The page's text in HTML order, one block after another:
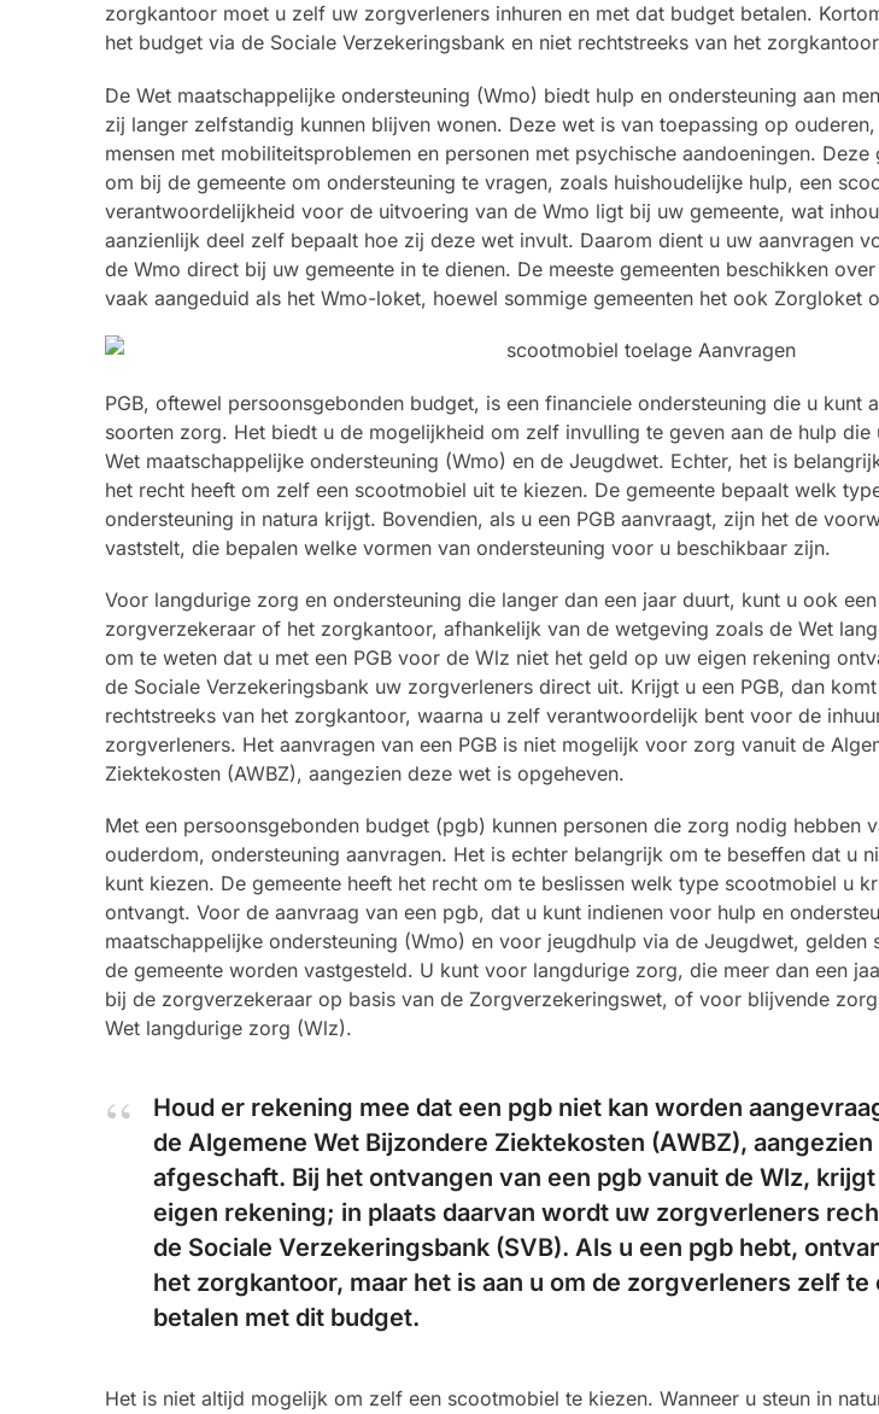
zorgkantoor moet u zelf uw zorgverleners inhuren en met dat budget betalen.
het budget via de Sociale Verzekeringsbank en niet rechtstreeks van het
De Wet maatschappelijke ondersteuning (Wmo) biedt hulp en ondersteuning aan
zij langer zelfstandig kunnen blijven wonen. Deze wet is van toepassing op
mensen met mobiliteitsproblemen en personen met psychische aandoeningen.
om bij de gemeente om ondersteuning te vragen, zoals huishoudelijke hulp, een
verantwoordelijkheid voor de uitvoering van de Wmo ligt bij uw gemeente, wat
aanzienlijk deel zelf bepaalt hoe zij deze wet invult. Daarom dient u uw aanvragen
de Wmo direct bij uw gemeente in te dienen. De meeste gemeenten beschikken
vaak aangeduid als het Wmo-loket, hoewel sommige gemeenten het ook Zorgloket
PGB, oftewel persoonsgebonden budget, is een financiele ondersteuning die u kunt
soorten zorg. Het biedt u de mogelijkheid om zelf invulling te geven aan de hulp
Wet maatschappelijke ondersteuning (Wmo) en de Jeugdwet. Echter, het is
het recht heeft om zelf een scootmobiel uit te kiezen. De gemeente bepaalt welk
ondersteuning in natura krijgt. Bovendien, als u een PGB aanvraagt, zijn het de
vaststelt, die bepalen welke vormen van ondersteuning voor u beschikbaar zijn.
Voor langdurige zorg en ondersteuning die langer dan een jaar duurt, kunt u ook
zorgverzekeraar of het zorgkantoor, afhankelijk van de wetgeving zoals de Wet
om te weten dat u met een PGB voor de Wlz niet het geld op uw eigen rekening
de Sociale Verzekeringsbank uw zorgverleners direct uit. Krijgt u een PGB, dan
rechtstreeks van het zorgkantoor, waarna u zelf verantwoordelijk bent voor de
zorgverleners. Het aanvragen van een PGB is niet mogelijk voor zorg vanuit de
Ziektekosten (AWBZ), aangezien deze wet is opgeheven.
Met een persoonsgebonden budget (pgb) kunnen personen die zorg nodig hebben
ouderdom, ondersteuning aanvragen. Het is echter belangrijk om te beseffen dat u
kunt kiezen. De gemeente heeft het recht om te beslissen welk type scootmobiel u
ontvangt. Voor de aanvraag van een pgb, dat u kunt indienen voor hulp en
maatschappelijke ondersteuning (Wmo) en voor jeugdhulp via de Jeugdwet,
de gemeente worden vastgesteld. U kunt voor langdurige zorg, die meer dan een
bij de zorgverzekeraar op basis van de Zorgverzekeringswet, of voor blijvende
Wet langdurige zorg (Wlz).
Houd er rekening mee dat een pgb niet kan worden
de Algemene Wet Bijzondere Ziektekosten (AWBZ),
afgeschaft. Bij het ontvangen van een pgb vanuit de Wlz,
eigen rekening; in plaats daarvan wordt uw zorgverleners
de Sociale Verzekeringsbank (SVB). Als u een pgb hebt,
het zorgkantoor, maar het is aan u om de zorgverleners zelf
betalen met dit budget.
Het is niet altijd mogelijk om zelf een scootmobiel te kiezen. Wanneer u steun in